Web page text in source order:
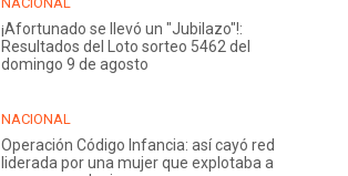
¡Afortunado se llevó un "Jubilazo"!:
Resultados del Loto sorteo 5462 del
domingo 9 de agosto
NACIONAL
Operación Código Infancia: así cayó red
liderada por una mujer que explotaba a